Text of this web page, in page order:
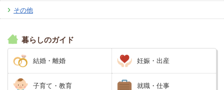
その他
暮らしのガイド
結婚・離婚 妊娠・出産
子育て・教育 就職・仕事